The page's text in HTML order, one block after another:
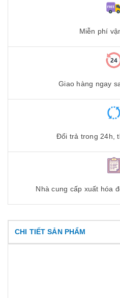
Miễn phí
Giao hàng ngay
Đổi trả trong 24h,
Nhà cung cấp xuất hóa
CHI TIẾT SẢN PHẨM